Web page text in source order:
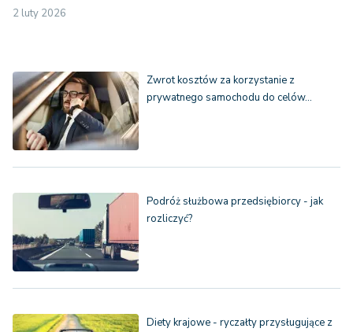
2 luty 2026
Zwrot kosztów za korzystanie z
prywatnego samochodu do celów…
Podróż służbowa przedsiębiorcy - jak
rozliczyć?
Diety krajowe - ryczałty przysługujące z